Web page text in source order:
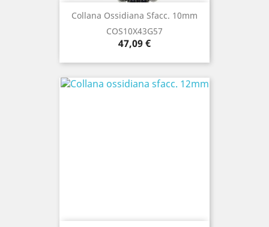
Collana Ossidiana Sfacc. 10mm
COS10X43G57
Prezzo
47,09 €